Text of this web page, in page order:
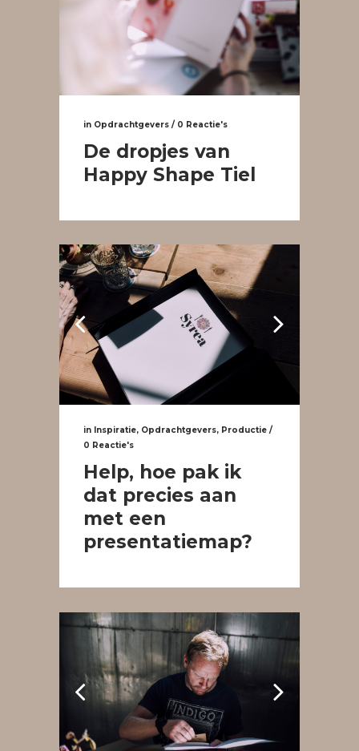
in Opdrachtgevers / 0 Reactie's
De dropjes van
Happy Shape Tiel
in Inspiratie, Opdrachtgevers, Productie /
0 Reactie's
Help, hoe pak ik
dat precies aan
met een
presentatiemap?